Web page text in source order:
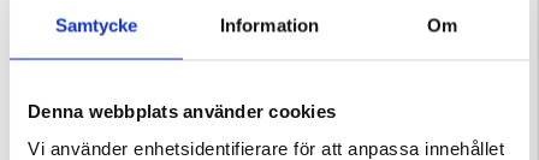
Samtycke Information Om
Denna webbplats använder cookies
Vi använder enhetsidentifierare för att anpassa innehållet
KÖPS OFTA TILLSAMMANS